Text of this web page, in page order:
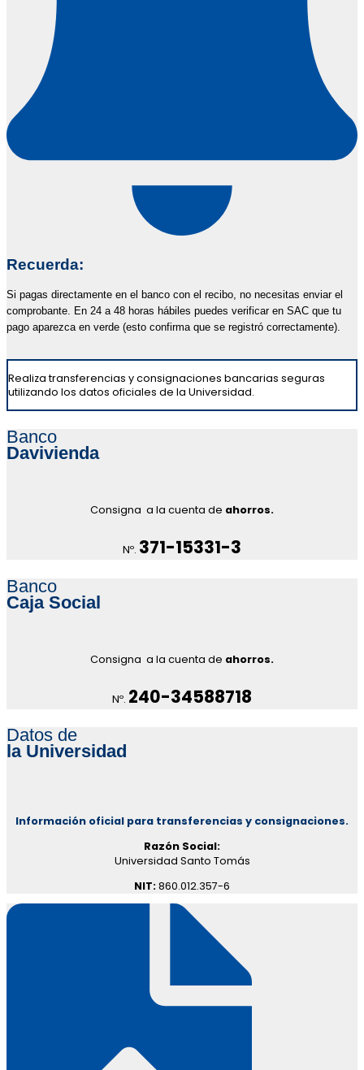
Recuerda:
Si pagas directamente en el banco con el recibo, no necesitas enviar el
comprobante. En 24 a 48 horas hábiles puedes verificar en SAC que tu
pago aparezca en verde (esto confirma que se registró correctamente).
Realiza transferencias y consignaciones bancarias seguras
utilizando los datos oficiales de la Universidad.
Banco
Davivienda
Consigna a la cuenta de ahorros.
Nº. 371-15331-3
Banco
Caja Social
Consigna a la cuenta de ahorros.
Nº. 240-34588718
Datos de
la Universidad
Información oficial para transferencias y consignaciones.
Razón Social:
Universidad Santo Tomás
NIT:860.012.357-6